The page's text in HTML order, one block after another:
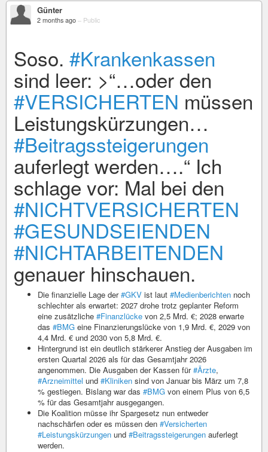
Günter
2 months ago – Public
Soso. #Krankenkassen
sind leer: >“…oder den
#VERSICHERTEN müssen
Leistungskürzungen…
#Beitragssteigerungen
auferlegt werden….“ Ich
schlage vor: Mal bei den
#NICHTVERSICHERTEN
#GESUNDSEIENDEN
#NICHTARBEITENDEN
genauer hinschauen.
Die finanzielle Lage der#GKV ist laut #Medienberichten noch
schlechter als erwartet: 2027 drohe trotz geplanter Reform
eine zusätzliche #Finanzlücke von 2,5 Mrd. €; 2028 erwarte
das #BMG eine Finanzierungslücke von 1,9 Mrd. €, 2029 von
4,4 Mrd. € und 2030 von 5,8 Mrd. €.
Hintergrund ist ein deutlich stärkerer Anstieg der Ausgaben im
ersten Quartal 2026 als für das Gesamtjahr 2026
angenommen. Die Ausgaben der Kassen für#Ärzte,
#Arzneimittel und #Kliniken sind von Januar bis März um 7,8
% ⁠gestiegen. Bislang war das #BMG von einem Plus von 6,5
% für das Gesamtjahr ausgegangen.
Die Koalition müsse ihr Spargesetz nun entweder
nachschärfen oder es müssen den #Versicherten
#Leistungskürzungen und #Beitragssteigerungen auferlegt
werden.